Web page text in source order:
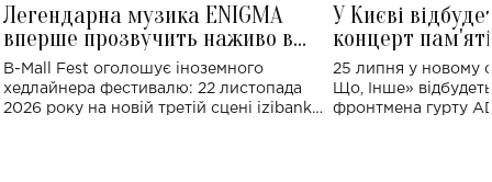
Легендарна музика ENIGMA
вперше прозвучить наживо в
Україні: де відбудеться концерт
B-Mall Fest оголошує іноземного
хедлайнера фестивалю: 22 листопада
2026 року на новій третій сцені izibank
У Києві
концерт
Клименка:
виконають
25 липня у новому
Що, Інше»
фронтмена гурту